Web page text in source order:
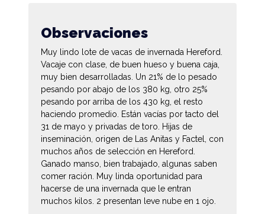
Observaciones
Muy lindo lote de vacas de invernada Hereford.
Vacaje con clase, de buen hueso y buena caja,
muy bien desarrolladas. Un 21% de lo pesado
pesando por abajo de los 380 kg, otro 25%
pesando por arriba de los 430 kg, el resto
haciendo promedio. Están vacías por tacto del
31 de mayo y privadas de toro. Hijas de
inseminación, origen de Las Anitas y Factel, con
muchos años de selección en Hereford.
Ganado manso, bien trabajado, algunas saben
comer ración. Muy linda oportunidad para
hacerse de una invernada que le entran
muchos kilos. 2 presentan leve nube en 1 ojo.